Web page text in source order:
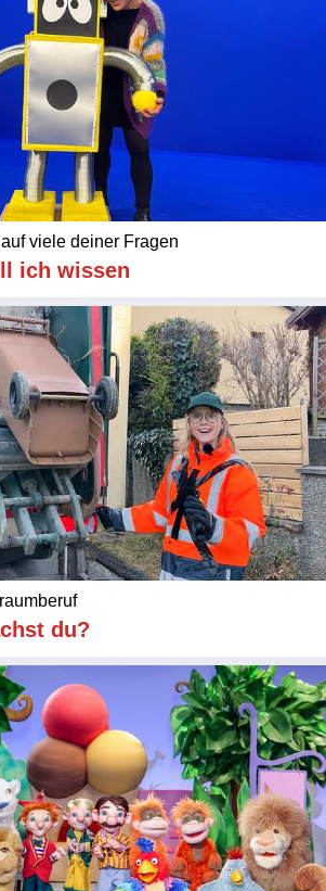
viele deiner Fragen
ich wissen
du?